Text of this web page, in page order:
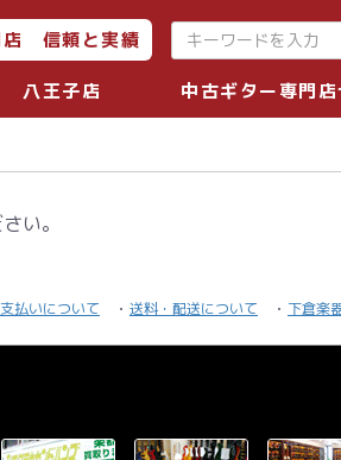
店 信頼と実績
八王子店 中古ギター専門
い。
払いについて 送料・配送について 下倉楽